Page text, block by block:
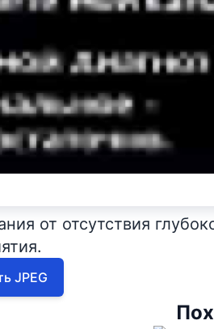
от отсутствия
JPEG